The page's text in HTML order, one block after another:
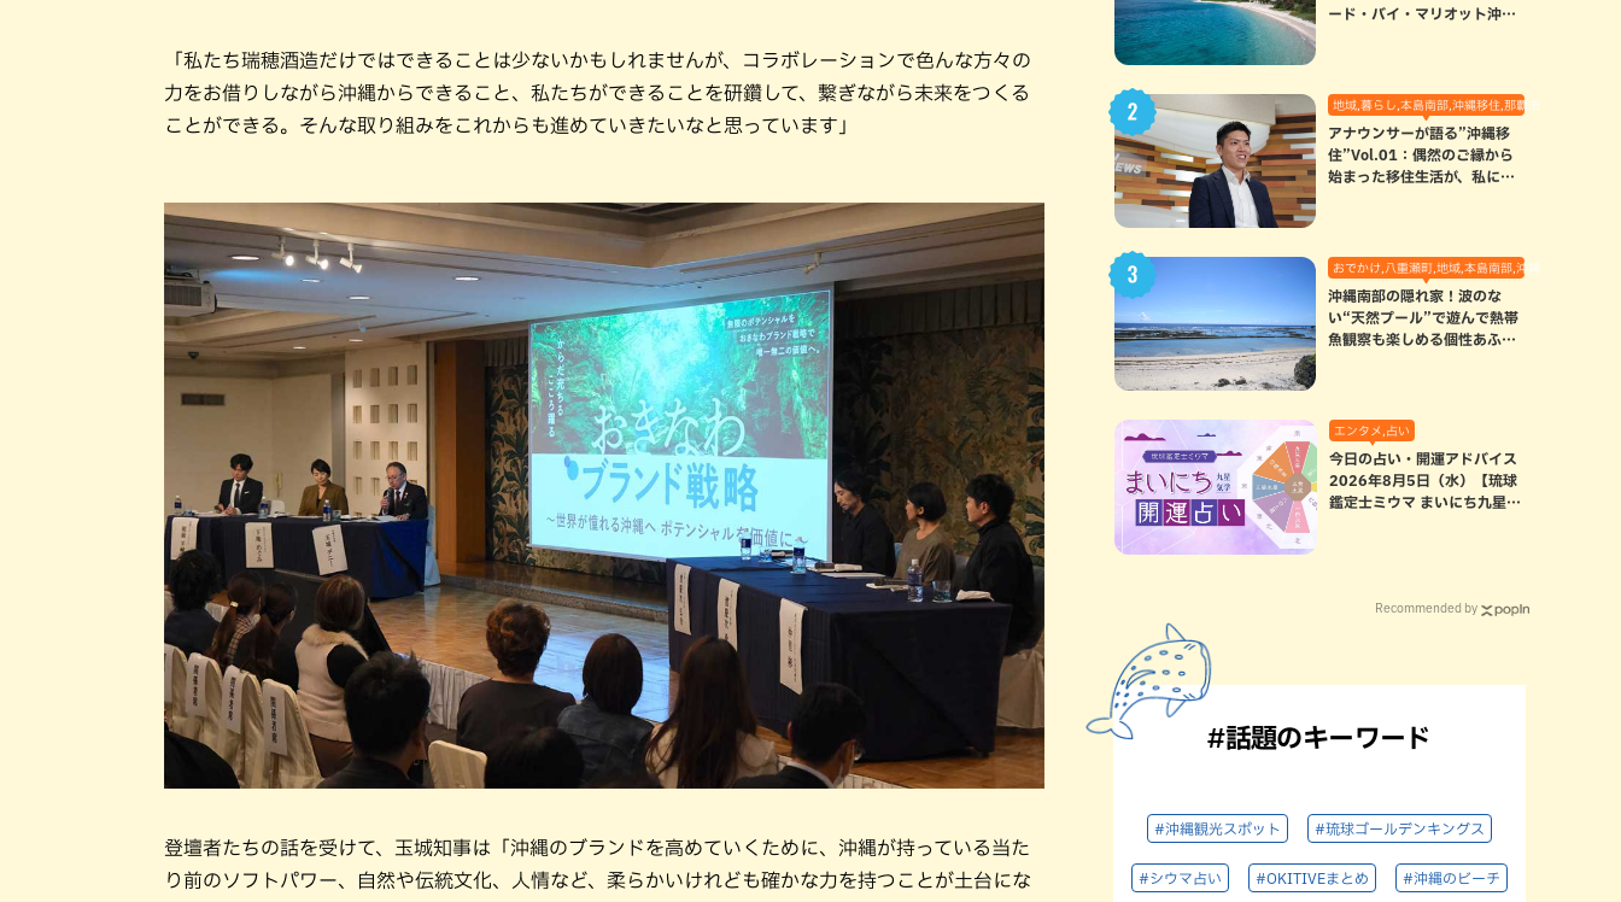
「私たち瑞穂酒造だけではできることは少ないかもしれませんが、コラボレーションで色んな方々の
力をお借りしながら沖縄からできること、私たちができることを研鑽して、繋ぎながら未来をつくる
ことができる。そんな取り組みをこれからも進めていきたいなと思っています」
登壇者たちの話を受けて、玉城知事は「沖縄のブランドを高めていくために、沖縄が持っている当た
り前のソフトパワー、自然や伝統文化、人情など、柔らかいけれども確かな力を持つことが土台にな
ード・バイ・マリオット沖縄
地域,暮らし,本島南部,沖縄移住,那覇市
アナウンサーが語る”沖縄移
住”Vol.01：偶然のご縁から
始まった移住生活が、私にと
おでかけ,八重瀬町,地域,本島南部,沖縄の海,自然
沖縄南部の隠れ家！波のな
い“天然プール”で遊んで熱帯
魚観察も楽しめる個性あふれ
エンタメ,占い
今日の占い・開運アドバイス
2026年8月5日（水）【琉球
鑑定士ミウマ まいにち九星気
Recommended by
#話題のキーワード
#沖縄観光スポット #琉球ゴールデンキングス
#シウマ占い #OKITIVEまとめ #沖縄のビーチ